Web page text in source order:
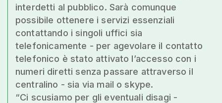
interdetti al pubblico. Sarà comunque
possibile ottenere i servizi essenziali
contattando i singoli uffici sia
telefonicamente - per agevolare il contatto
telefonico è stato attivato l’accesso con i
numeri diretti senza passare attraverso il
centralino - sia via mail o skype.
“Ci scusiamo per gli eventuali disagi -